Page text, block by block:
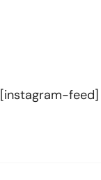
[instagram-feed]